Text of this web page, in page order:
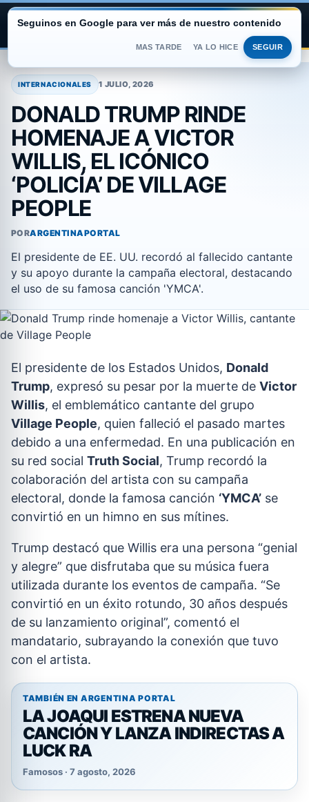
contenido
ARGENTINA PORTAL
INTERNACIONALES 1 JULIO, 2026
DONALD TRUMP RINDE
HOMENAJE A VICTOR
WILLIS, EL ICÓNICO
‘POLICÍA’ DE VILLAGE
PEOPLE
PORARGENTINAPORTAL
El presidente de EE. UU. recordó al fallecido cantante
y su apoyo durante la campaña electoral, destacando
el uso de su famosa canción 'YMCA'.
El presidente de los Estados Unidos, Donald
Trump, expresó su pesar por la muerte de Victor
Willis, el emblemático cantante del grupo
Village People, quien falleció el pasado martes
debido a una enfermedad. En una publicación en
su red social Truth Social, Trump recordó la
colaboración del artista con su campaña
electoral, donde la famosa canción ‘YMCA’ se
convirtió en un himno en sus mítines.
Trump destacó que Willis era una persona “genial
y alegre” que disfrutaba que su música fuera
utilizada durante los eventos de campaña. “Se
convirtió en un éxito rotundo, 30 años después
de su lanzamiento original”, comentó el
mandatario, subrayando la conexión que tuvo
con el artista.
TAMBIÉN EN ARGENTINA PORTAL
LA JOAQUI ESTRENA NUEVA
CANCIÓN Y LANZA INDIRECTAS A
LUCK RA
Famosos · 7 agosto, 2026
Seguinos en Google para ver más de nuestro contenido
MAS TARDE YA LO HICE SEGUIR